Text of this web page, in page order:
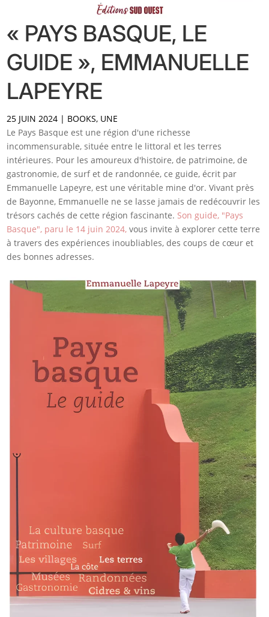
« PAYS BASQUE, LE
GUIDE », EMMANUELLE
LAPEYRE
25 JUIN 2024 | BOOKS, UNE
Le Pays Basque est une région d'une richesse
incommensurable, située entre le littoral et les terres
intérieures. Pour les amoureux d'histoire, de patrimoine, de
gastronomie, de surf et de randonnée, ce guide, écrit par
Emmanuelle Lapeyre, est une véritable mine d'or. Vivant près
de Bayonne, Emmanuelle ne se lasse jamais de redécouvrir les
trésors cachés de cette région fascinante. Son guide, "Pays
Basque", paru le 14 juin 2024,vous invite à explorer cette terre
à travers des expériences inoubliables, des coups de cœur et
des bonnes adresses.